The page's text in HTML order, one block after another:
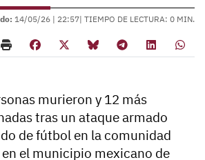
14/05/26 | 22:57| TIEMPO DE LECTURA: 0 MIN.
murieron y 12 más
tras un ataque armado
de fútbol en la comunidad
el municipio mexicano de